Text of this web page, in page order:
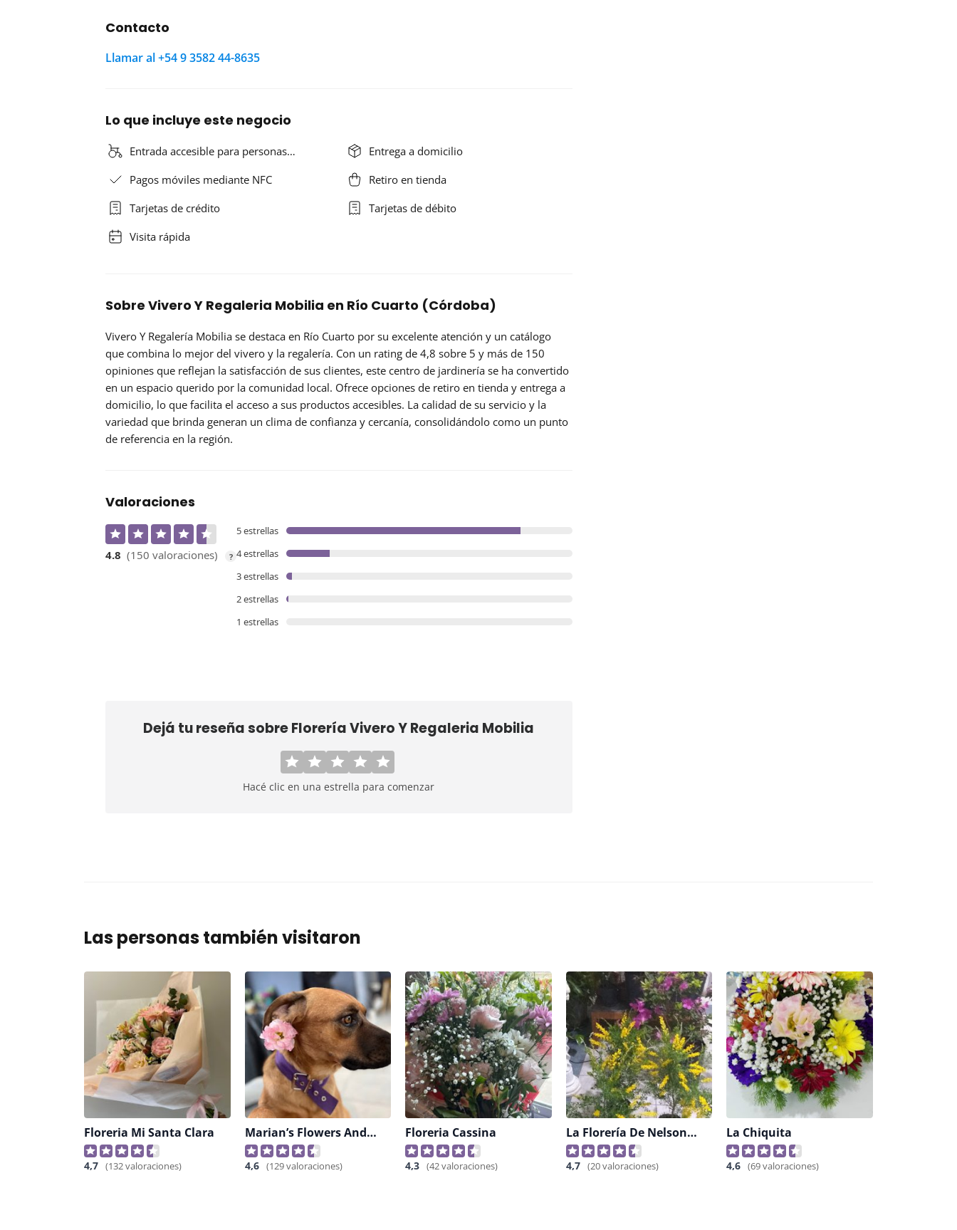
Contacto
Llamar al +54 9 3582 44-8635
Lo que incluye este negocio
Entrada accesible para personas…
Entrega a domicilio
Pagos móviles mediante NFC
Retiro en tienda
Tarjetas de crédito
Tarjetas de débito
Visita rápida
Sobre Vivero Y Regaleria Mobilia en Río Cuarto (Córdoba)
Vivero Y Regalería Mobilia se destaca en Río Cuarto por su excelente atención y un catálogo
que combina lo mejor del vivero y la regalería. Con un rating de 4,8 sobre 5 y más de 150
opiniones que reflejan la satisfacción de sus clientes, este centro de jardinería se ha convertido
en un espacio querido por la comunidad local. Ofrece opciones de retiro en tienda y entrega a
domicilio, lo que facilita el acceso a sus productos accesibles. La calidad de su servicio y la
variedad que brinda generan un clima de confianza y cercanía, consolidándolo como un punto
de referencia en la región.
Valoraciones
4.8 (150 valoraciones) ?
5 estrellas
4 estrellas
3 estrellas
2 estrellas
1 estrellas
Dejá tu reseña sobreFlorería Vivero Y Regaleria Mobilia
Hacé clic en una estrella para comenzar
Las personas también visitaron
Floreria Mi Santa Clara
4,7 (132 valoraciones)
Marian’s Flowers And Coffee
4,6 (129 valoraciones)
Floreria Cassina
4,3 (42 valoraciones)
La Florería De Nelson Dominguez
4,7 (20 valoraciones)
La Chiquita
4,6 (69 valoraciones)